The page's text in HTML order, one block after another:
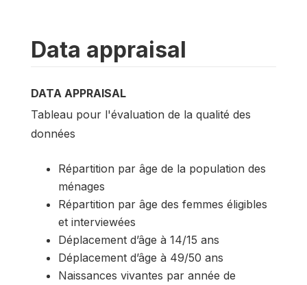
Data appraisal
DATA APPRAISAL
Tableau pour l'évaluation de la qualité des
données
Répartition par âge de la population des
ménages
Répartition par âge des femmes éligibles
et interviewées
Déplacement d’âge à 14/15 ans
Déplacement d’âge à 49/50 ans
Naissances vivantes par année de